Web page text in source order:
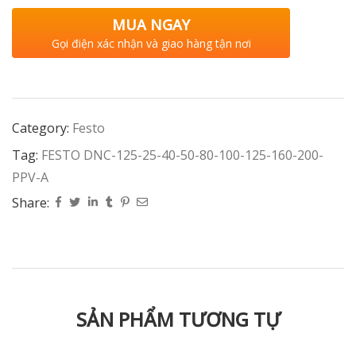
MUA NGAY
Gọi điện xác nhận và giao hàng tận nơi
Category: Festo
Tag: FESTO DNC-125-25-40-50-80-100-125-160-200-
PPV-A
Share:
SẢN PHẨM TƯƠNG TỰ